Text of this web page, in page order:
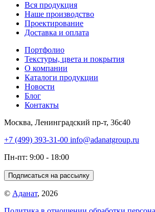
Вся продукция
Наше производство
Проектирование
Доставка и оплата
Портфолио
Текстуры, цвета и покрытия
О компании
Каталоги продукции
Новости
Блог
Контакты
Москва, Ленинградский пр-т, 36с40
+7 (499) 393-31-00 info@adanatgroup.ru
Пн-пт: 9:00 - 18:00
Подписаться на рассылку
© Аданат, 2026